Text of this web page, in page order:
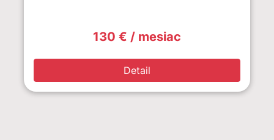
130 € / mesiac
Detail